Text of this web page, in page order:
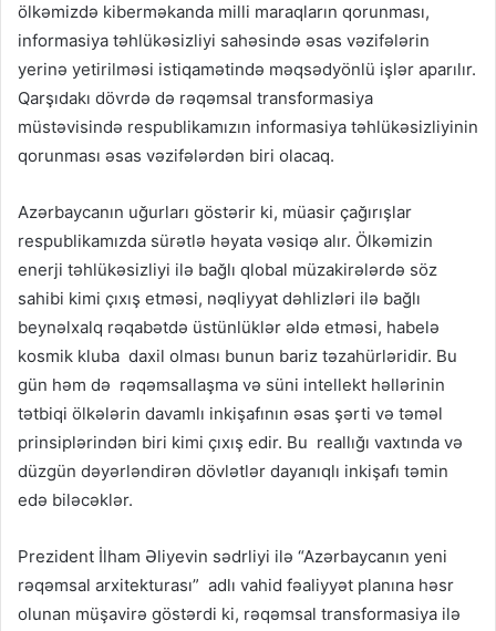
ölkəmizdə kiberməkanda milli maraqların qorunması,
informasiya təhlükəsizliyi sahəsində əsas vəzifələrin
yerinə yetirilməsi istiqamətində məqsədyönlü işlər aparılır.
Qarşıdakı dövrdə də rəqəmsal transformasiya
müstəvisində respublikamızın informasiya təhlükəsizliyinin
qorunması əsas vəzifələrdən biri olacaq.
Azərbaycanın uğurları göstərir ki, müasir çağırışlar
respublikamızda sürətlə həyata vəsiqə alır. Ölkəmizin
enerji təhlükəsizliyi ilə bağlı qlobal müzakirələrdə söz
sahibi kimi çıxış etməsi, nəqliyyat dəhlizləri ilə bağlı
beynəlxalq rəqabətdə üstünlüklər əldə etməsi, habelə
kosmik kluba daxil olması bunun bariz təzahürləridir. Bu
gün həm də rəqəmsallaşma və süni intellekt həllərinin
tətbiqi ölkələrin davamlı inkişafının əsas şərti və təməl
prinsiplərindən biri kimi çıxış edir. Bu reallığı vaxtında və
düzgün dəyərləndirən dövlətlər dayanıqlı inkişafı təmin
edə biləcəklər.
Prezident İlham Əliyevin sədrliyi ilə “Azərbaycanın yeni
rəqəmsal arxitekturası” adlı vahid fəaliyyət planına həsr
olunan müşavirə göstərdi ki, rəqəmsal transformasiya ilə